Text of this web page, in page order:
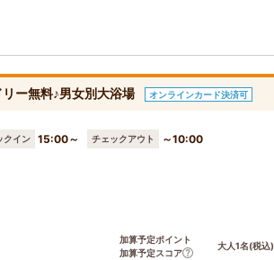
ー無料♪男女別大浴場 オンラインカード決済可
クイン 15:00～ チェックアウト
～10:00
加算予定ポイント
加算予定スコア
大人1名(税込)